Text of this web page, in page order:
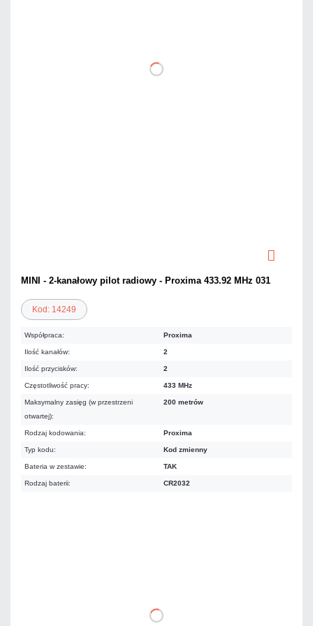
MINI - 2-kanałowy pilot radiowy - Proxima 433.92 MHz 031
Kod: 14249
Współpraca: Proxima
Ilość kanałów: 2
Ilość przycisków: 2
Częstotliwość pracy: 433 MHz
Maksymalny zasięg (w przestrzeni
otwartej):
200 metrów
Rodzaj kodowania: Proxima
Typ kodu: Kod zmienny
Bateria w zestawie: TAK
Rodzaj baterii: CR2032